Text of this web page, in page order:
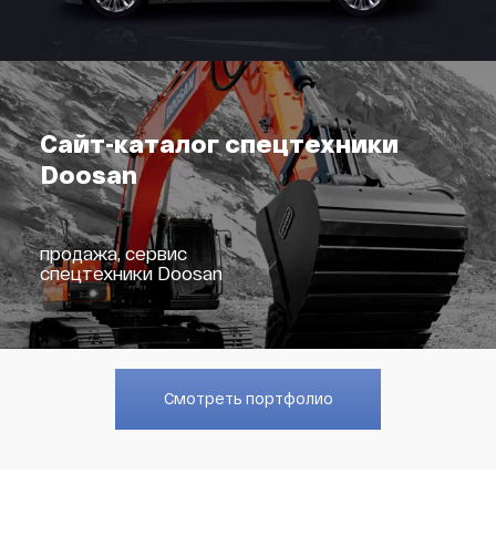
Сайт-каталог спецтехники
Doosan
продажа, сервис
спецтехники Doosan
Смотреть портфолио